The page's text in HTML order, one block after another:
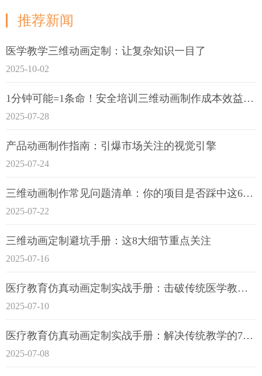
推荐新闻
医学教学三维动画定制：让复杂知识一目了
2025-10-02
1分钟可能=1条命！安全培训三维动画制作成本效益深度拆解
2025-07-28
产品动画制作指南：引爆市场关注的视觉引擎
2025-07-24
三维动画制作常见问题清单：你的项目是否踩中这6大技术雷区？
2025-07-22
三维动画定制避坑手册：这8大细节重点关注
2025-07-16
医疗教育仿真动画定制实战手册：击破传统医学教育7大痛点
2025-07-10
医疗教育仿真动画定制实战手册：解决传统教学的7大痛点
2025-07-08